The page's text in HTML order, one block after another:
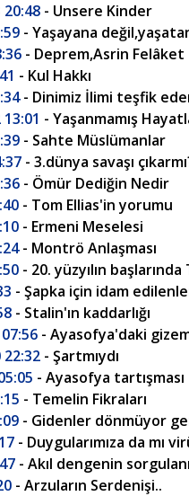
- Unsere Kinder
- Yaşayana
- Deprem,Asrin Felâket
- Kul Hakkı
- Dinimiz İlimi teşfik
- Yaşanmamış
- Sahte Müslümanlar
- 3.dünya savaşı
- Ömür Dediğin Nedir
- Tom Ellias'in yorumu
- Ermeni Meselesi
- Montrö Anlaşması
- 20. yüzyılın
- Şapka için idam
- Stalin'ın kaddarlığı
- Ayasofya'daki
- Şartmıydı
- Ayasofya tartışması
- Temelin Fikraları
- Gidenler dönmüyor
- Duygularımıza da mı
- Akıl dengenin
- Arzuların Serdenişi..